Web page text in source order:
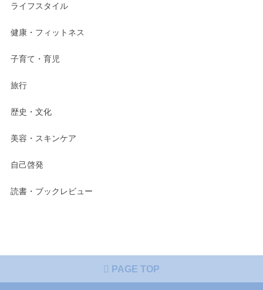
ライフスタイル
健康・フィットネス
子育て・育児
旅行
歴史・文化
美容・スキンケア
自己啓発
読書・ブックレビュー
PAGE TOP